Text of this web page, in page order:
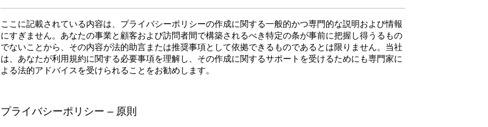
ここに記載されている内容は、プライバシーポリシーの作成に関する一般的かつ専門的な説明および情報
にすぎません。あなたの事業と顧客および訪問者間で構築されるべき特定の条が事前に把握し得うるもの
でないことから、その内容が法的助言または推奨事項として依拠できるものであるとは限りません。当社
は、あなたが利用規約に関する必要事項を理解し、その作成に関するサポートを受けるためにも専門家に
よる法的アドバイスを受けられることをお勧めします。
プライバシーポリシー – 原則